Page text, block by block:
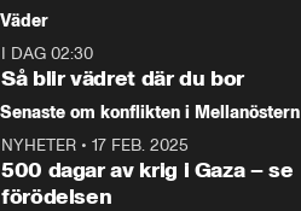
tonårsutvisningarna och hur
Moderaterna ska locka
väljare till valet i höst.
Väder
I DAG 02:30
Så blir vädret där du bor
Senaste om konflikten i Mellanöstern
NYHETER • 17 FEB. 2025
500 dagar av krig i Gaza – se
förödelsen